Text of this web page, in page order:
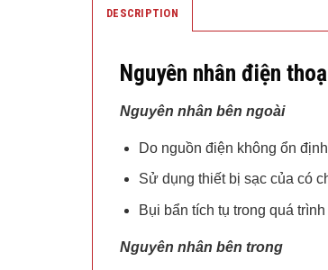
DESCRIPTION
Nguyên nhân điện
Nguyên nhân bên ngoài
Do nguồn điện không ổn
Sử dụng thiết bị sạc của có
Bụi bẩn tích tụ trong quá
Nguyên nhân bên trong